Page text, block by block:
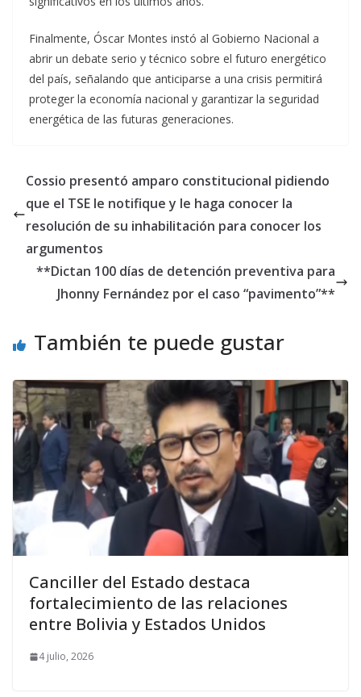
Finalmente, Óscar Montes instó al Gobierno Nacional a
abrir un debate serio y técnico sobre el futuro energético
del país, señalando que anticiparse a una crisis permitirá
proteger la economía nacional y garantizar la seguridad
energética de las futuras generaciones.
Cossio presentó amparo constitucional pidiendo
que el TSE le notifique y le haga conocer la
resolución de su inhabilitación para conocer los
argumentos
**Dictan 100 días de detención preventiva para
Jhonny Fernández por el caso “pavimento”**
También te puede gustar
Canciller del Estado destaca
fortalecimiento de las relaciones
entre Bolivia y Estados Unidos
4 julio, 2026